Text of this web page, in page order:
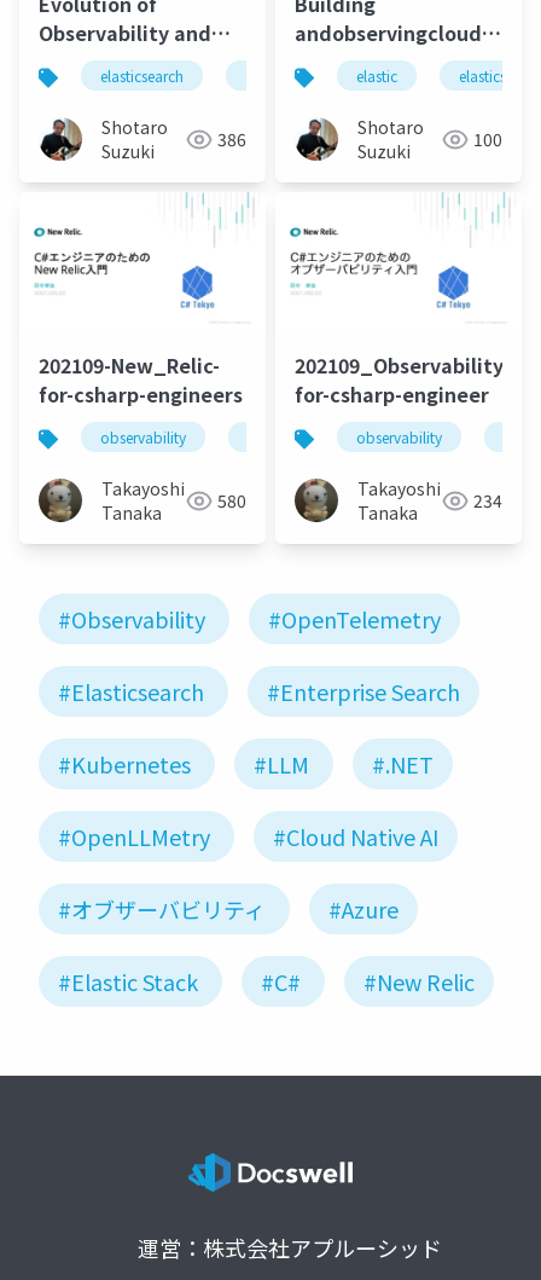
Observability and
APM with using
Elastic and Microsoft
Azure
elasticsearch elastic stack
Shotaro
Suzuki
386
elastic-terraform
elastic elasticsearch
Shotaro
Suzuki
100
202109-New_Relic-
for-csharp-engineers
observability
Takayoshi
Tanaka
580
202109_Observability-
for-csharp-engineer
observability
Takayoshi
Tanaka
234
#Observability #OpenTelemetry
#Elasticsearch #Enterprise Search
#Kubernetes #LLM #.NET
#OpenLLMetry #Cloud Native AI
#オブザーバビリティ #Azure
#Elastic Stack #C# #New Relic
運営：株式会社アプルーシッド